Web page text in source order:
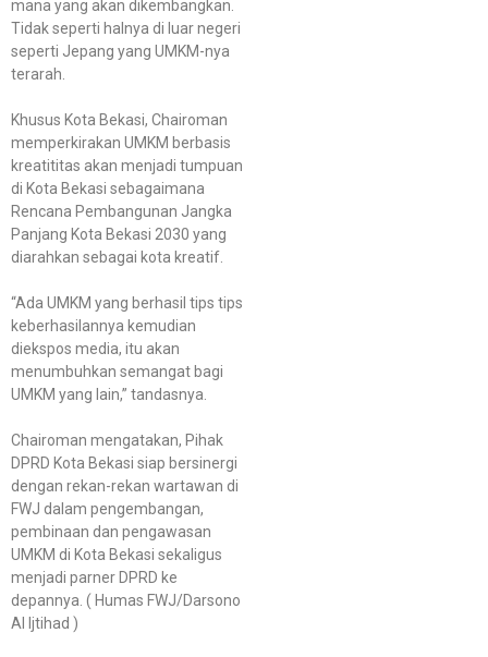
mana yang akan dikembangkan.
Tidak seperti halnya di luar negeri
seperti Jepang yang UMKM-nya
terarah.
Khusus Kota Bekasi, Chairoman
memperkirakan UMKM berbasis
kreatititas akan menjadi tumpuan
di Kota Bekasi sebagaimana
Rencana Pembangunan Jangka
Panjang Kota Bekasi 2030 yang
diarahkan sebagai kota kreatif.
“Ada UMKM yang berhasil tips tips
keberhasilannya kemudian
diekspos media, itu akan
menumbuhkan semangat bagi
UMKM yang lain,” tandasnya.
Chairoman mengatakan, Pihak
DPRD Kota Bekasi siap bersinergi
dengan rekan-rekan wartawan di
FWJ dalam pengembangan,
pembinaan dan pengawasan
UMKM di Kota Bekasi sekaligus
menjadi parner DPRD ke
depannya. ( Humas FWJ/Darsono
Al Ijtihad )